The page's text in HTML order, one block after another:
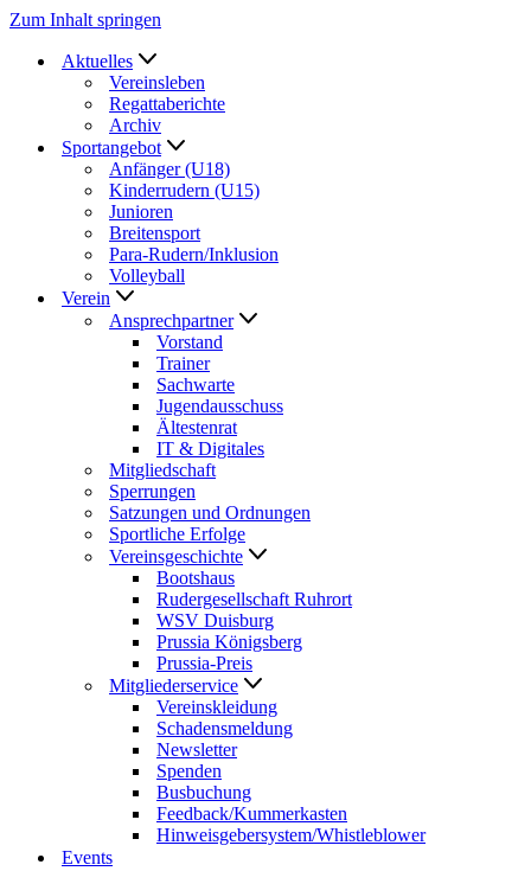
Zum Inhalt springen
Aktuelles
Vereinsleben
Regattaberichte
Archiv
Sportangebot
Anfänger (U18)
Kinderrudern (U15)
Junioren
Breitensport
Para-Rudern/Inklusion
Volleyball
Verein
Ansprechpartner
Vorstand
Trainer
Sachwarte
Jugendausschuss
Ältestenrat
IT & Digitales
Mitgliedschaft
Sperrungen
Satzungen und Ordnungen
Sportliche Erfolge
Vereinsgeschichte
Bootshaus
Rudergesellschaft Ruhrort
WSV Duisburg
Prussia Königsberg
Prussia-Preis
Mitgliederservice
Vereinskleidung
Schadensmeldung
Newsletter
Spenden
Busbuchung
Feedback/Kummerkasten
Hinweisgebersystem/Whistleblower
Events